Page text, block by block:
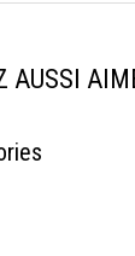
AUSSI